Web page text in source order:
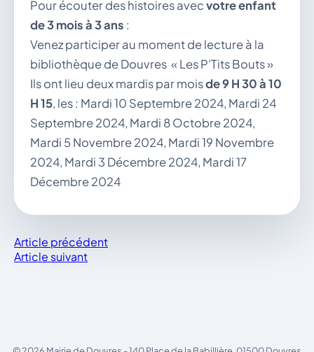
Pour écouter des histoires avecvotre enfant
de 3 mois à 3 ans :
Venez participer au moment de lecture à la
bibliothèque de Douvres « Les P’Tits Bouts »
Ils ont lieu deux mardis par moisde 9 H 30 à 10
H 15, les : Mardi 10 Septembre 2024, Mardi 24
Septembre 2024, Mardi 8 Octobre 2024,
Mardi 5 Novembre 2024, Mardi 19 Novembre
2024, Mardi 3 Décembre 2024, Mardi 17
Décembre 2024
Article précédent
Article suivant